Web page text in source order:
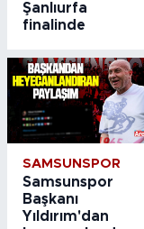
Şanlıurfa
finalinde
SAMSUNSPOR
Samsunspor
Başkanı
Yıldırım'dan